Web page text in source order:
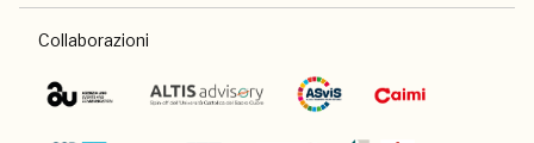
Collaborazioni